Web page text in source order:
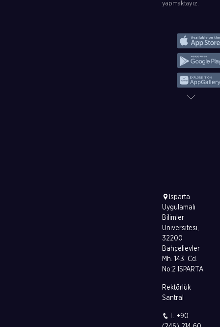
yapmaktayız.
Isparta
Uygulamalı
Bilimler
Üniversitesi,
32200
Bahçelievler
Mh. 143. Cd.
No:2 ISPARTA
Rektörlük
Santral
T. +90